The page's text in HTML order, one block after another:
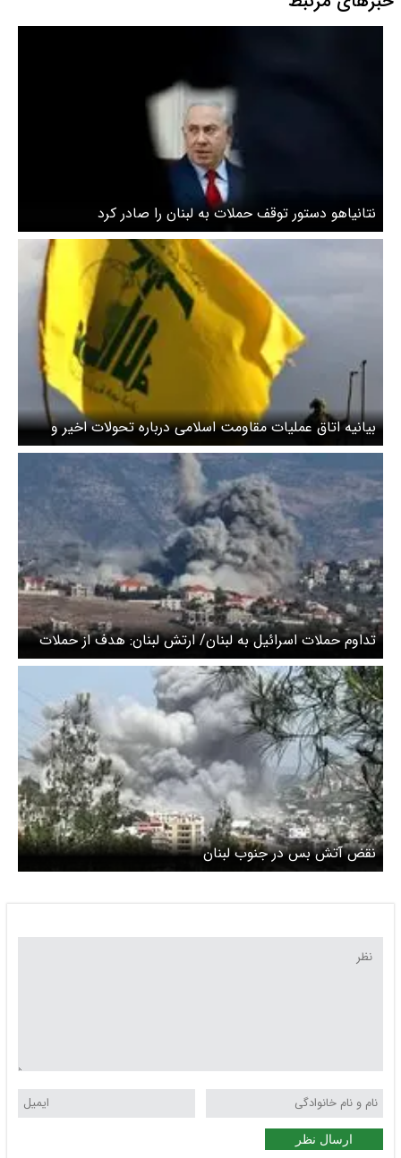
نتانیاهو دستور توقف حملات به لبنان را صادر کرد
بیانیه اتاق عملیات مقاومت اسلامی درباره تحولات اخیر و
نقض آتش‌بس
تداوم حملات اسرائیل به لبنان/ ارتش لبنان: هدف از حملات
اسرائیل، کارشکنی در بازگشت ثبات است
نقض آتش بس در جنوب لبنان
ارسال نظر